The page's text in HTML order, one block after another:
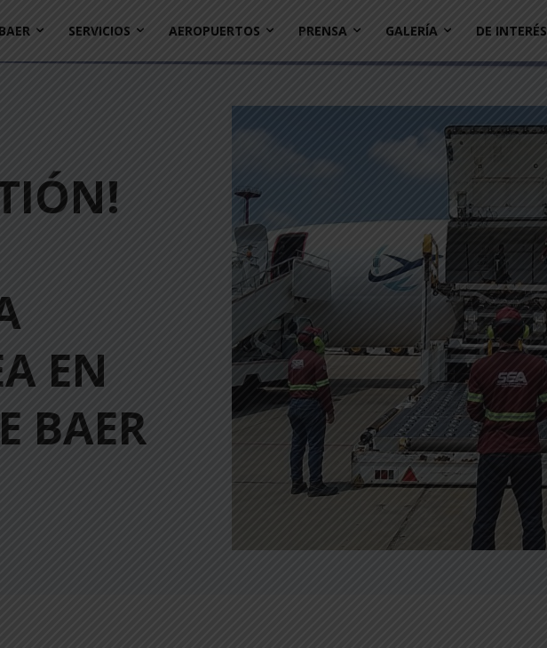
BAER SERVICIOS AEROPUERTOS PRENSA GALERÍA DE INTERÉS
EN
BAER